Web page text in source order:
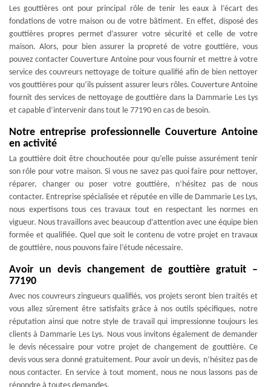
Les gouttières ont pour principal rôle de tenir les eaux à l’écart des
fondations de votre maison ou de votre bâtiment. En effet, disposé des
gouttières propres permet d’assurer votre sécurité et celle de votre
maison. Alors, pour bien assurer la propreté de votre gouttière, vous
pouvez contacter Couverture Antoine pour vous fournir et mettre à votre
service des couvreurs nettoyage de toiture qualifié afin de bien nettoyer
vos gouttières pour qu’ils puissent assurer leurs rôles. Couverture Antoine
fournit des services de nettoyage de gouttière dans la Dammarie Les Lys
et capable d’intervenir dans tout le 77190 en cas de besoin.
Notre entreprise professionnelle Couverture Antoine
en activité
La gouttière doit être chouchoutée pour qu’elle puisse assurément tenir
son rôle pour votre maison. Si vous ne savez pas quoi faire pour nettoyer,
réparer, changer ou poser votre gouttière, n’hésitez pas de nous
contacter. Entreprise spécialisée et réputée en ville de Dammarie Les Lys,
nous expertisons tous ces travaux tout en respectant les normes en
vigueur. Nous travaillons avec beaucoup d’attention avec une équipe bien
formée et qualifiée. Quel que soit le contenu de votre projet en travaux
de gouttière, nous pouvons faire l’étude nécessaire.
Avoir un devis changement de gouttière gratuit –
77190
Avec nos couvreurs zingueurs qualifiés, vos projets seront bien traités et
vous allez sûrement être satisfaits grâce à nos outils spécifiques, notre
réputation ainsi que notre style de travail qui impressionne toujours les
clients à Dammarie Les Lys. Nous vous invitons également de demander
le devis nécessaire pour votre projet de changement de gouttière. Ce
devis vous sera donné gratuitement. Pour avoir un devis, n’hésitez pas de
nous contacter. En service à tout moment, nous ne nous lassons pas de